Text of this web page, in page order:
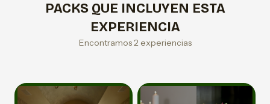
PACKS QUE INCLUYEN ESTA
EXPERIENCIA
Encontramos 2 experiencias